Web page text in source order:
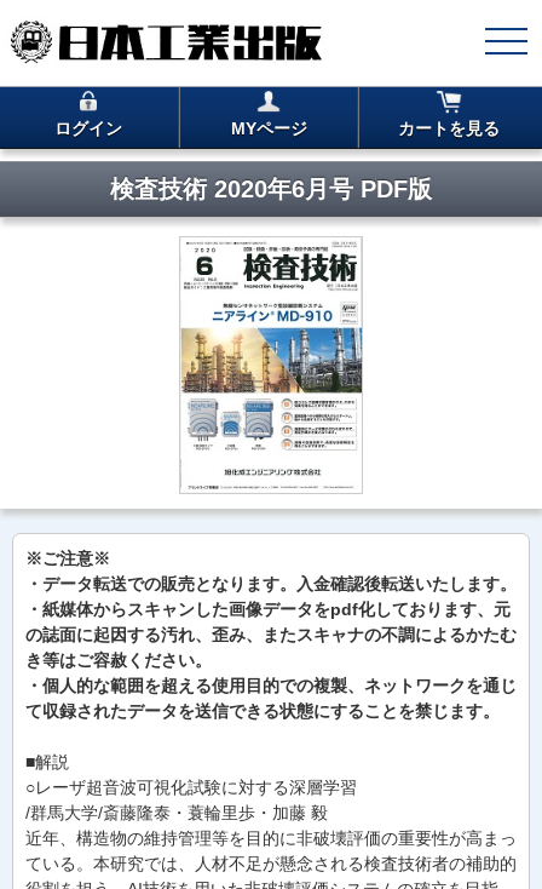
ログイン MYページ カートを見る
検査技術 2020年6月号 PDF版
※ご注意※
・データ転送での販売となります。入金確認後転送いたします。
・紙媒体からスキャンした画像データをpdf化しております、元
の誌面に起因する汚れ、歪み、またスキャナの不調によるかたむ
き等はご容赦ください。
・個人的な範囲を超える使用目的での複製、ネットワークを通じ
て収録されたデータを送信できる状態にすることを禁じます。
■解説
○レーザ超音波可視化試験に対する深層学習
/群馬大学/斎藤隆泰・蓑輪里歩・加藤 毅
近年、構造物の維持管理等を目的に非破壊評価の重要性が高まっ
ている。本研究では、人材不足が懸念される検査技術者の補助的